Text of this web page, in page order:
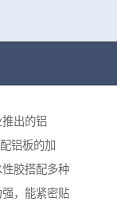
出的铝
铝板的加
胶搭配多种
，能紧密贴